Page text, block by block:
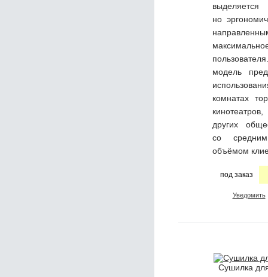
выделяется
но
модель
комнатах
других
со
объёмом
под заказ
Уведомить
Сушилка